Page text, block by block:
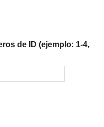
de ID (ejemplo: 1-4,